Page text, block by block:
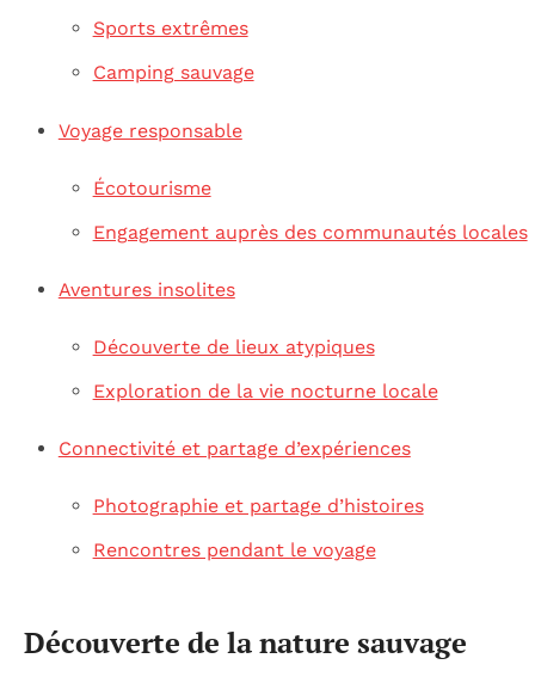
Sports extrêmes
Camping sauvage
Voyage responsable
Écotourisme
Engagement auprès des communautés locales
Aventures insolites
Découverte de lieux atypiques
Exploration de la vie nocturne locale
Connectivité et partage d’expériences
Photographie et partage d’histoires
Rencontres pendant le voyage
Découverte de la nature sauvage